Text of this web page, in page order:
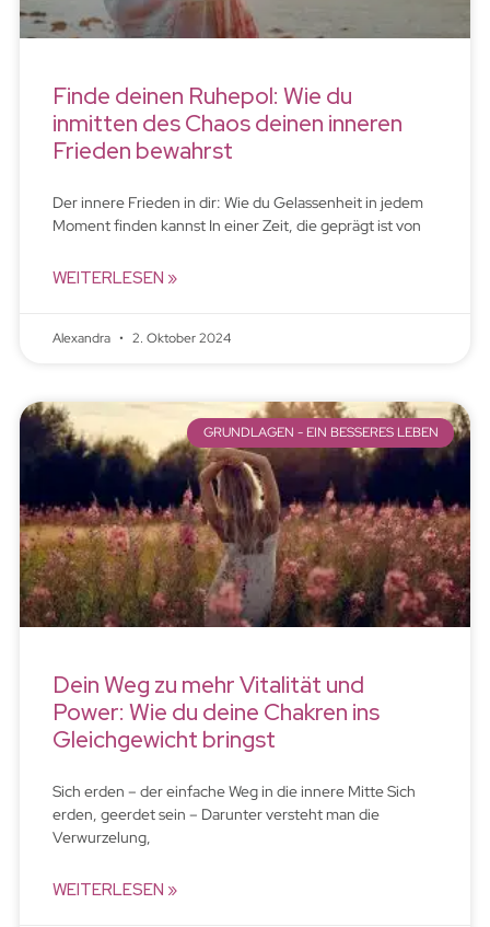
Finde deinen Ruhepol: Wie du
inmitten des Chaos deinen inneren
Frieden bewahrst
Der innere Frieden in dir: Wie du Gelassenheit in jedem
Moment finden kannst In einer Zeit, die geprägt ist von
WEITERLESEN »
Alexandra 2. Oktober 2024
GRUNDLAGEN - EIN BESSERES LEBEN
Dein Weg zu mehr Vitalität und
Power: Wie du deine Chakren ins
Gleichgewicht bringst
Sich erden – der einfache Weg in die innere Mitte Sich
erden, geerdet sein – Darunter versteht man die
Verwurzelung,
WEITERLESEN »